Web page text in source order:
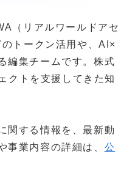
（リアルワールドアセ
トークン活用や、AI×
編集チームです。株式
クトを支援してきた知
関する情報を、最新動
事業内容の詳細は、 公